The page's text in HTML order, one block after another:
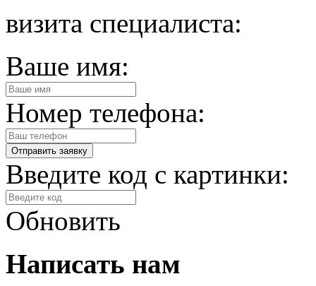
визита специалиста:
Ваше имя:
Номер телефона:
Введите код с картинки:
Обновить
Написать нам